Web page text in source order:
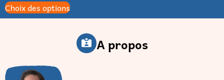
Choix des options
A propos